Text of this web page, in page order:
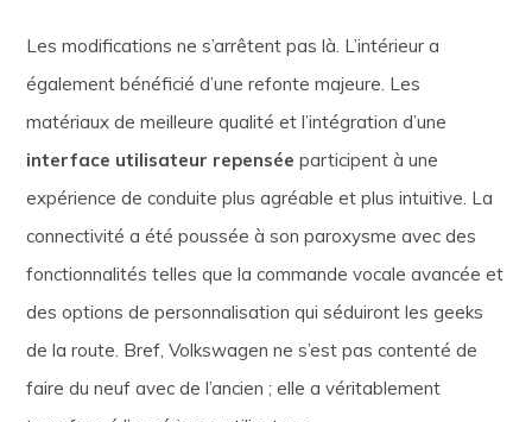
Les modifications ne s’arrêtent pas là. L’intérieur a
également bénéficié d’une refonte majeure. Les
matériaux de meilleure qualité et l’intégration d’une
interface utilisateur repensée participent à une
expérience de conduite plus agréable et plus intuitive. La
connectivité a été poussée à son paroxysme avec des
fonctionnalités telles que la commande vocale avancée et
des options de personnalisation qui séduiront les geeks
de la route. Bref, Volkswagen ne s’est pas contenté de
faire du neuf avec de l’ancien ; elle a véritablement